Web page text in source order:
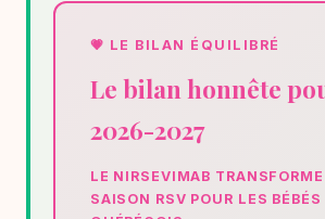
Le bilan honnête
2026-2027
LE NIRSEVIMAB
SAISON RSV POUR LES BÉBÉS